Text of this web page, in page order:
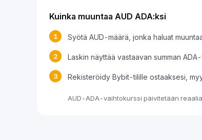
Kuinka muuntaa AUD ADA:ksi
1 Syötä AUD-määrä, jonka haluat
2 Laskin näyttää vastaavan summan
3 Rekisteröidy Bybit-tilille ostaaksesi,
AUD-ADA-vaihtokurssi päivitetään